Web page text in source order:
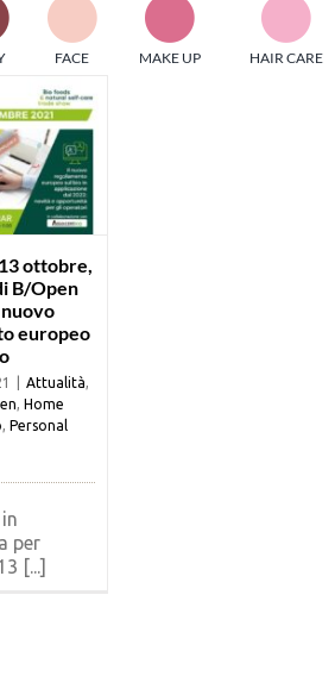
MEDIAGROUP racchiude un pool
attraverso numerose riviste
che coinvolgono gli attori nei
entertainment e sport.
tuned!
FACE MAKE UP HAIR CARE
ottobre,
B/Open
europeo
Attualità
Home
Personal
per
[...]